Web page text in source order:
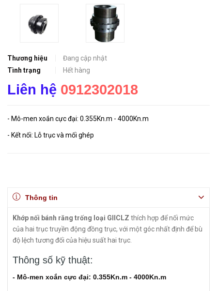
Thương hiệu
Đang cập nhật
Tình trạng
Hết hàng
Liên hệ 0912302018
- Mô-men xoắn cực đại: 0.355Kn.m - 4000Kn.m
- Kết nối: Lỗ trục và mối ghép
Thông tin
Khớp nối bánh răng trống loại GIICLZ thích hợp để nối mức
của hai trục truyền động đồng trục, với một góc nhất định để bù
độ lệch tương đối của hiệu suất hai trục.
Thông số kỹ thuật:
- Mô-men xoắn cực đại: 0.355Kn.m - 4000Kn.m